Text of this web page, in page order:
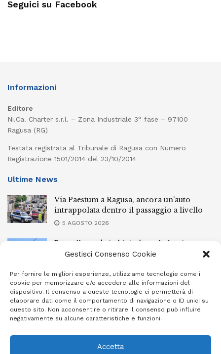
Gestisci Consenso Cookie
Per fornire le migliori esperienze, utilizziamo tecnologie come i
cookie per memorizzare e/o accedere alle informazioni del
dispositivo. Il consenso a queste tecnologie ci permetterà di
elaborare dati come il comportamento di navigazione o ID unici su
questo sito. Non acconsentire o ritirare il consenso può influire
negativamente su alcune caratteristiche e funzioni.
Accetta
Seguici su Facebook
Informazioni
Editore
Ni.Ca. Charter s.r.l. – Zona Industriale 3° fase – 97100
Ragusa (RG)
Testata registrata al Tribunale di Ragusa con Numero
Registrazione 1501/2014 del 23/10/2014
Ultime News
Via Paestum a Ragusa, ancora un’auto
intrappolata dentro il passaggio a livello
5 AGOSTO 2026
Pozzallo, cade in bici e batte la faccia:
elisoccorsa
Spettacolare “Sciuta” per la Madonna della
neve oggi a Giarratana
5 AGOSTO 2026